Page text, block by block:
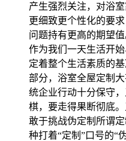
产生强烈关注，对浴
更细致更个性化的要
问题持有更高的期望
作为我们一天生活开
定着整个生活素质的
部分，浴室全屋定制
统企业行动十分保守
棋，要走得果断彻底
敢于挑战伪定制所谓
种打着“定制”口号的“